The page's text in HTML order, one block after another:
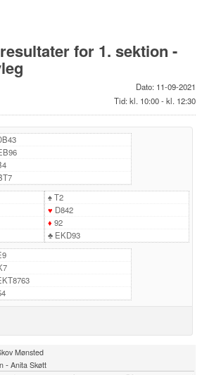
for 1. sektion -
Dato: 11-09-2021
Tid: kl. 10:00 - kl. 12:30
♠T2
♥ D842
♦ 92
♣EKD93
Mønsted
- Anita Skøtt